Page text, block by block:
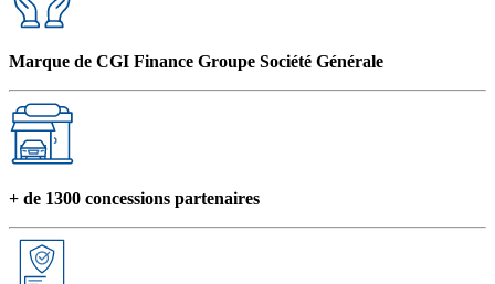
Marque de CGI Finance Groupe Société Générale
+ de 1300 concessions partenaires